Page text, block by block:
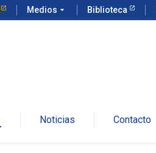
Medios arrow_drop_down Biblioteca
Noticias Contacto